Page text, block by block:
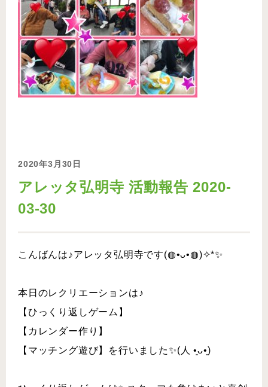
2020年3月30日
アレッタ弘明寺 活動報告 2020-
03-30
こんばんは♪アレッタ弘明寺です(◍•ᴗ•◍)✧*✨
本日のレクリエーションは♪
【ひっくり返しゲーム】
【カレンダー作り】
【マッチング遊び】を行いました✨(人 •͈ᴗ•͈)